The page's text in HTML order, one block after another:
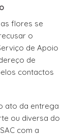
flores se
o
de Apoio
de
contactos
ato da entrega
ou diversa do
com a